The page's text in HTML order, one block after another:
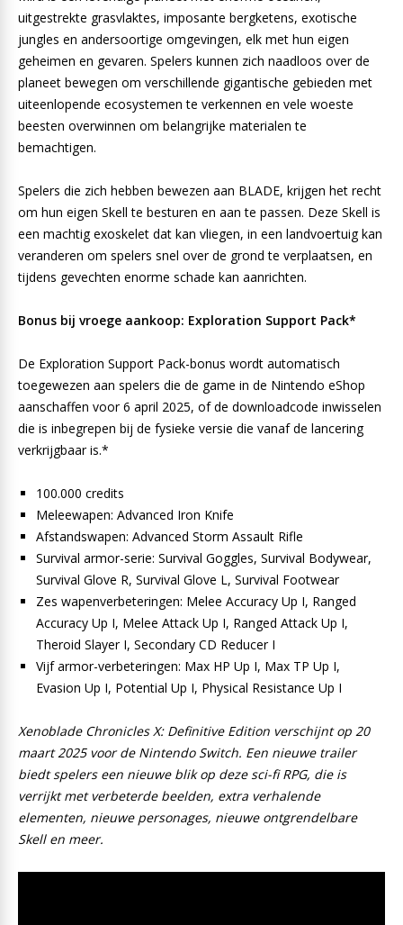
uitgestrekte grasvlaktes, imposante bergketens, exotische
jungles en andersoortige omgevingen, elk met hun eigen
geheimen en gevaren. Spelers kunnen zich naadloos over de
planeet bewegen om verschillende gigantische gebieden met
uiteenlopende ecosystemen te verkennen en vele woeste
beesten overwinnen om belangrijke materialen te
bemachtigen.
Spelers die zich hebben bewezen aan BLADE, krijgen het recht
om hun eigen Skell te besturen en aan te passen. Deze Skell is
een machtig exoskelet dat kan vliegen, in een landvoertuig kan
veranderen om spelers snel over de grond te verplaatsen, en
tijdens gevechten enorme schade kan aanrichten.
Bonus bij vroege aankoop: Exploration Support Pack*
De Exploration Support Pack-bonus wordt automatisch
toegewezen aan spelers die de game in de Nintendo eShop
aanschaffen voor 6 april 2025, of de downloadcode inwisselen
die is inbegrepen bij de fysieke versie die vanaf de lancering
verkrijgbaar is.*
100.000 credits
Meleewapen: Advanced Iron Knife
Afstandswapen: Advanced Storm Assault Rifle
Survival armor-serie: Survival Goggles, Survival Bodywear,
Survival Glove R, Survival Glove L, Survival Footwear
Zes wapenverbeteringen: Melee Accuracy Up I, Ranged
Accuracy Up I, Melee Attack Up I, Ranged Attack Up I,
Theroid Slayer I, Secondary CD Reducer I
Vijf armor-verbeteringen: Max HP Up I, Max TP Up I,
Evasion Up I, Potential Up I, Physical Resistance Up I
Xenoblade Chronicles X: Definitive Edition verschijnt op 20
maart 2025 voor de Nintendo Switch. Een nieuwe trailer
biedt spelers een nieuwe blik op deze sci-fi RPG, die is
verrijkt met verbeterde beelden, extra verhalende
elementen, nieuwe personages, nieuwe ontgrendelbare
Skell en meer.